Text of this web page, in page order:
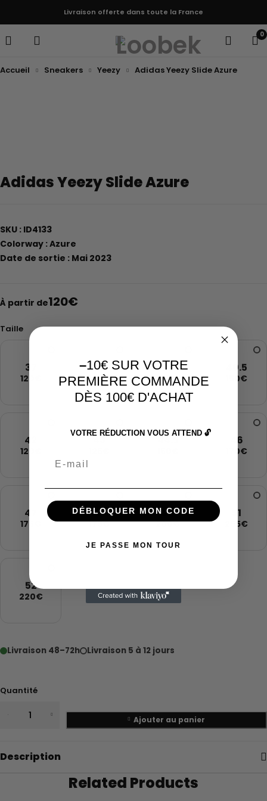
Livraison offerte dans toute la France
0
Accueil Sneakers Yeezy Adidas Yeezy Slide Azure
Adidas Yeezy Slide Azure
SKU : ID4133
Colorway : Azure
Date de sortie : Mai 2023
À partir de120€
Taille
37
120€
38
125€
39
140€
40.5
150€
42
120€
43 44.5 46
170€
47
175€
48.5
175€
50
200€
51
255€
52
220€
Livraison 48–72h Livraison 5 à 12 jours
Quantité
Ajouter au panier
Description
Related Products
–10€ SUR VOTRE
PREMIÈRE COMMANDE
DÈS 100€ D'ACHAT
VOTRE RÉDUCTION VOUS ATTEND 🔓
DÉBLOQUER MON CODE
JE PASSE MON TOUR